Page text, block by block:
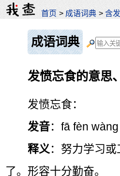
首页 > 成语词典 >含
成语词典
发愤忘食的意思
发愤忘食：
发音：fā fèn
释义 ：努力学习
了。形容十分勤奋。